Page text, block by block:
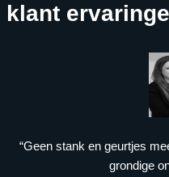
klant
“Geen stank en geurtjes
grondige